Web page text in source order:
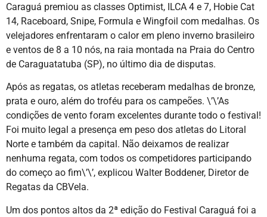
Caraguá premiou as classes Optimist, ILCA 4 e 7, Hobie Cat
14, Raceboard, Snipe, Formula e Wingfoil com medalhas. Os
velejadores enfrentaram o calor em pleno inverno brasileiro
e ventos de 8 a 10 nós, na raia montada na Praia do Centro
de Caraguatatuba (SP), no último dia de disputas.
Após as regatas, os atletas receberam medalhas de bronze,
prata e ouro, além do troféu para os campeões. \’\’As
condições de vento foram excelentes durante todo o festival!
Foi muito legal a presença em peso dos atletas do Litoral
Norte e também da capital. Não deixamos de realizar
nenhuma regata, com todos os competidores participando
do começo ao fim\’\’, explicou Walter Boddener, Diretor de
Regatas da CBVela.
Um dos pontos altos da 2ª edição do Festival Caraguá foi a